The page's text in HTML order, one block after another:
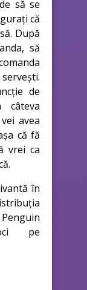
să se
că
După
să
de
câteva
avea
că fă
vrei ca
în
pe